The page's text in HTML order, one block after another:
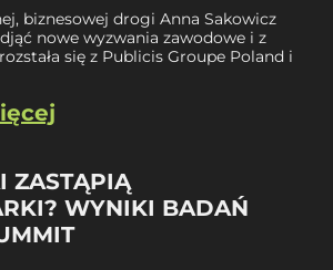
biznesowej drogi Anna Sakowicz
nowe wyzwania zawodowe i z
się z Publicis Groupe Poland i
ZASTĄPIĄ
WYNIKI BADAŃ